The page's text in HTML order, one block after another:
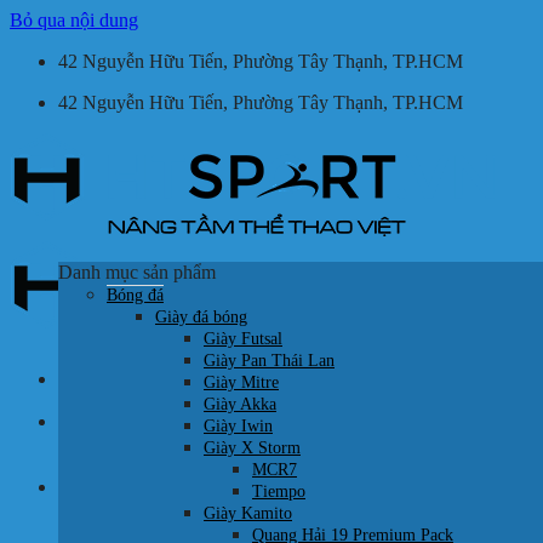
Bỏ qua nội dung
42 Nguyễn Hữu Tiến, Phường Tây Thạnh, TP.HCM
42 Nguyễn Hữu Tiến, Phường Tây Thạnh, TP.HCM
Danh mục sản phẩm
Bóng đá
Giày đá bóng
Giày Futsal
Giày Pan Thái Lan
Giày Mitre
Giày Akka
Giày Iwin
Giày X Storm
MCR7
Tiempo
Giày Kamito
Quang Hải 19 Premium Pack